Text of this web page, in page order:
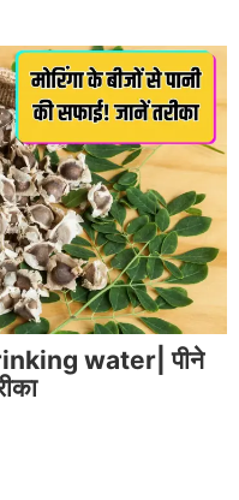
water| पीने